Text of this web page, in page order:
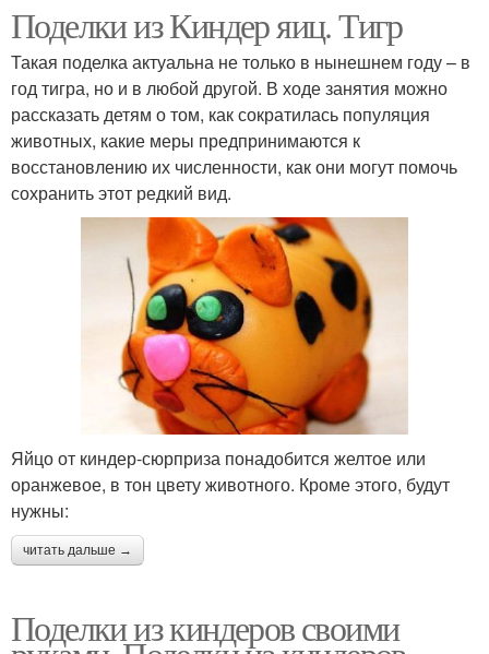
Поделки из Киндер яиц. Тигр
Такая поделка актуальна не только в нынешнем году – в
год тигра, но и в любой другой. В ходе занятия можно
рассказать детям о том, как сократилась популяция
животных, какие меры предпринимаются к
восстановлению их численности, как они могут помочь
сохранить этот редкий вид.
Яйцо от киндер-сюрприза понадобится желтое или
оранжевое, в тон цвету животного. Кроме этого, будут
нужны:
читать дальше →
Поделки из киндеров своими